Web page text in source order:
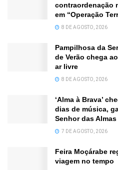
contraordenação
em “Operação
8 DE AGOSTO, 2026
Pampilhosa da
de Verão chega
ar livre
8 DE AGOSTO, 2026
‘Alma à Brava’
dias de música,
Senhor das Almas
7 DE AGOSTO, 2026
Feira Moçárabe
viagem no tempo